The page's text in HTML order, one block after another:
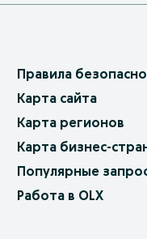
Правила
Карта сайта
Карта регионов
Карта бизнес-
Популярные
Работа в OLX